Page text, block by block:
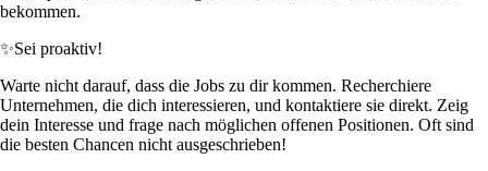
bekommen.
✨Sei proaktiv!
Warte nicht darauf, dass die Jobs zu dir kommen. Recherchiere
Unternehmen, die dich interessieren, und kontaktiere sie direkt. Zeig
dein Interesse und frage nach möglichen offenen Positionen. Oft sind
die besten Chancen nicht ausgeschrieben!